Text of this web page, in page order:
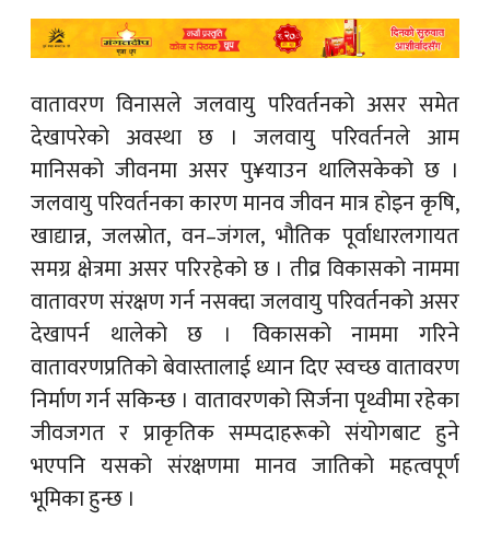
वातावरण विनासले जलवायु परिवर्तनको असर समेत
देखापरेको अवस्था छ । जलवायु परिवर्तनले आम
मानिसको जीवनमा असर पु¥याउन थालिसकेको छ ।
जलवायु परिवर्तनका कारण मानव जीवन मात्र होइन कृषि,
खाद्यान्न, जलस्रोत, वन–जंगल, भौतिक पूर्वाधारलगायत
समग्र क्षेत्रमा असर परिरहेको छ । तीव्र विकासको नाममा
वातावरण संरक्षण गर्न नसक्दा जलवायु परिवर्तनको असर
देखापर्न थालेको छ । विकासको नाममा गरिने
वातावरणप्रतिको बेवास्तालाई ध्यान दिए स्वच्छ वातावरण
निर्माण गर्न सकिन्छ । वातावरणको सिर्जना पृथ्वीमा रहेका
जीवजगत र प्राकृतिक सम्पदाहरूको संयोगबाट हुने
भएपनि यसको संरक्षणमा मानव जातिको महत्वपूर्ण
भूमिका हुन्छ ।